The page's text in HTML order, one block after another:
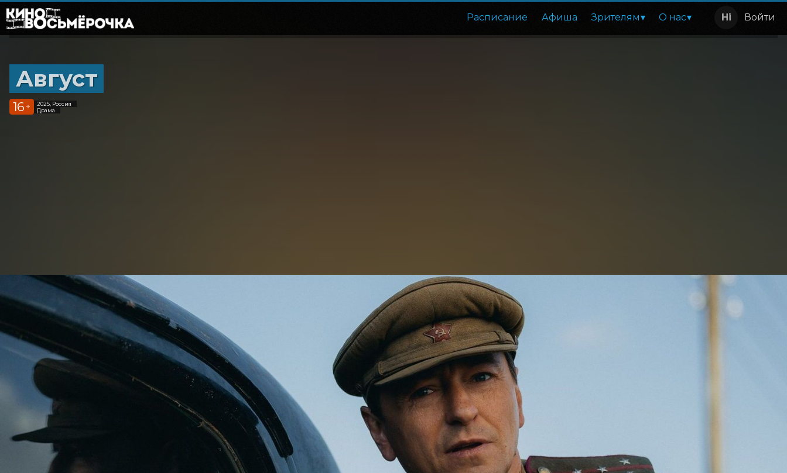
Расписание Афиша Зрителям О нас Войти
Август
16 +
2025, Россия
Драма